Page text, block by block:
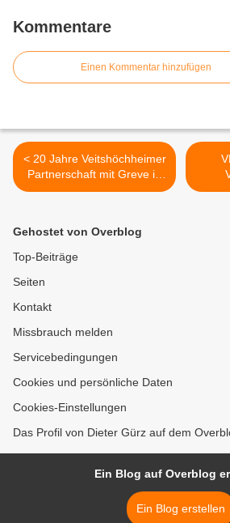
Kommentare
Einen Kommentar hinzufügen
< 20 Jahre Veitshöchheimer
Partnerschaft mit Greve in
Chianti - Schüler bringen
Gehostet von Overblog
Top-Beiträge
Seiten
Kontakt
Missbrauch melden
Servicebedingungen
Cookies und persönliche Daten
Cookies-Einstellungen
Das Profil von Dieter Gürz auf dem
Ein Blog auf Overblog
Ein Blog erstellen